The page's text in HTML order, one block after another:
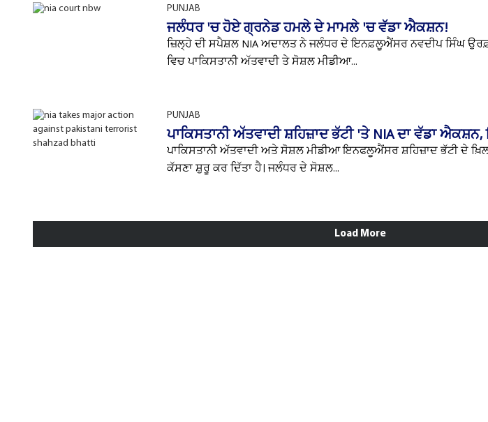
PUNJAB
ਜਲੰਧਰ 'ਚ ਹੋਏ ਗ੍ਰਨੇਡ ਹਮਲੇ ਦੇ ਮਾਮਲੇ 'ਚ ਵੱਡਾ ਐਕਸ਼ਨ!
ਜ਼ਿਲ੍ਹੇ ਦੀ ਸਪੈਸ਼ਲ NIA ਅਦਾਲਤ ਨੇ ਜਲੰਧਰ ਦੇ ਇਨਫ਼ਲੂਐਂਸਰ ਨਵਦੀਪ ਸਿੰਘ
ਵਿਚ ਪਾਕਿਸਤਾਨੀ ਅੱਤਵਾਦੀ ਤੇ ਸੋਸ਼ਲ ਮੀਡੀਆ...
PUNJAB
ਪਾਕਿਸਤਾਨੀ ਅੱਤਵਾਦੀ ਸ਼ਹਿਜ਼ਾਦ ਭੱਟੀ 'ਤੇ NIA ਦਾ ਵੱਡਾ
ਪਾਕਿਸਤਾਨੀ ਅੱਤਵਾਦੀ ਅਤੇ ਸੋਸ਼ਲ ਮੀਡੀਆ ਇਨਫਲੂਐਂਸਰ ਸ਼ਹਿਜ਼ਾਦ ਭੱਟੀ ਦੇ
ਕੱਸਣਾ ਸ਼ੁਰੂ ਕਰ ਦਿੱਤਾ ਹੈ। ਜਲੰਧਰ ਦੇ ਸੋਸ਼ਲ...
Load More